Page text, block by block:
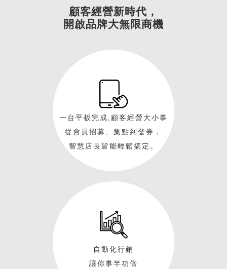
顧客經營新時代，
開啟品牌大無限商機
一台平板完成,顧客經營大小事
從會員招募、集點到發券，
智慧店長皆能輕鬆搞定。
自動化行銷
讓你事半功倍